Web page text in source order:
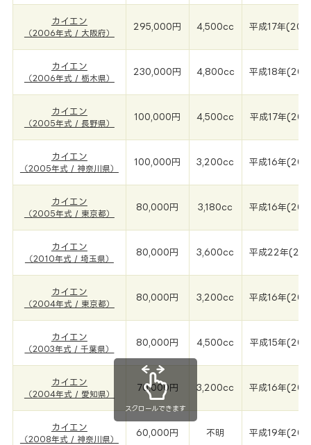
カイエン
（2006年式 / 大阪府）
295,000円 4,500cc 平成17年
カイエン
（2006年式 / 栃木県）
230,000円 4,800cc 平成18年
カイエン
（2005年式 / 長野県）
100,000円 4,500cc 平成17年
カイエン
（2005年式 / 神奈川県）
100,000円 3,200cc 平成16年
カイエン
（2005年式 / 東京都）
80,000円 3,180cc 平成16年
カイエン
（2010年式 / 埼玉県）
80,000円 3,600cc 平成22年
カイエン
（2004年式 / 東京都）
80,000円 3,200cc 平成16年
カイエン
（2003年式 / 千葉県）
80,000円 4,500cc 平成15年
カイエン
（2004年式 / 愛知県）
70,000円 3,200cc 平成16年
カイエン
（2008年式 / 神奈川県）
60,000円 不明 平成19年
スクロールできます